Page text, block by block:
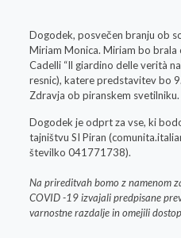
Dogodek, posvečen branju ob
Miriam Monica. Miriam bo brala
Cadelli “Il giardino delle verità
resnic), katere predstavitev bo
Zdravja ob piranskem svetilniku.
Dogodek je odprt za vse, ki
tajništvu SI Piran (
številko 041771738).
Na prireditvah bomo z namenom
COVID -19 izvajali predpisane
varnostne razdalje in omejili